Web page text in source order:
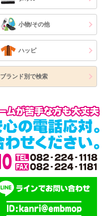
小物/その他
ハッピ
ブランド別で検索